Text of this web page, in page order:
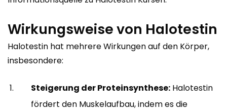
Wirkungsweise von Halotestin
Halotestin hat mehrere Wirkungen auf den Körper,
insbesondere:
Steigerung der Proteinsynthese: Halotestin
fördert den Muskelaufbau, indem es die